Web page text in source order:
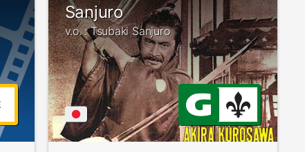
Sanjuro
v.o. : Tsubaki Sanjuro